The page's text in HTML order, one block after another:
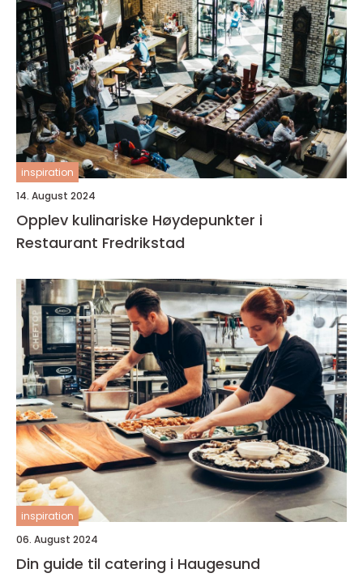
inspiration
14. August 2024
Opplev kulinariske Høydepunkter i
Restaurant Fredrikstad
inspiration
06. August 2024
Din guide til catering i Haugesund